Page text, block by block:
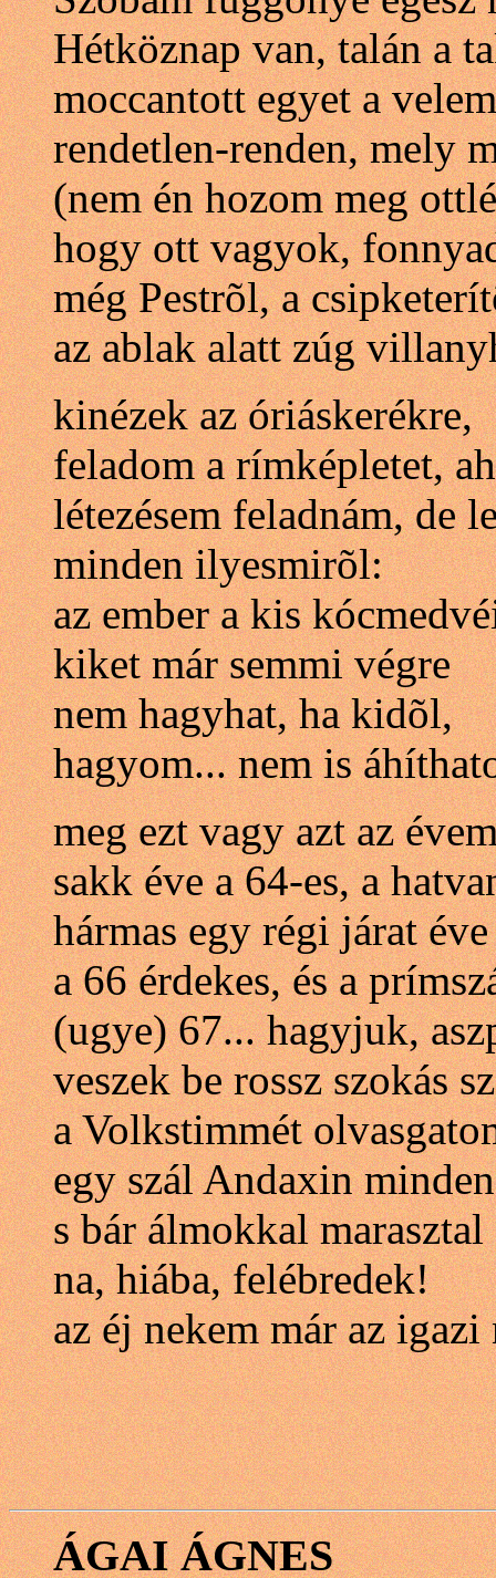
Hétköznap van, talán a
moccantott egyet a
rendetlen-renden, mely
(nem én hozom meg
hogy ott vagyok,
még Pestrõl, a
az ablak alatt zúg
kinézek az óriáskerékre,
feladom a rímképletet,
létezésem feladnám, de
minden ilyesmirõl:
az ember a kis
kiket már semmi végre
nem hagyhat, ha kidõl,
hagyom... nem is
meg ezt vagy azt az
sakk éve a 64-es, a
hármas egy régi járat
a 66 érdekes, és a
(ugye) 67... hagyjuk,
veszek be rossz szokás
a Volkstimmét
egy szál Andaxin
s bár álmokkal marasztal
na, hiába, felébredek!
az éj nekem már az igazi
ÁGAI ÁGNES